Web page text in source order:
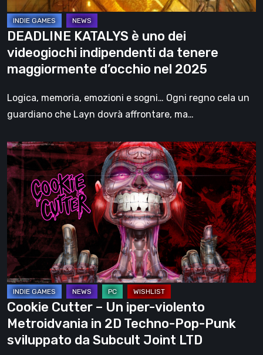
tenere
maggiormente
d’occhio
nel
2025
DEADLINE KATALYS è uno dei
videogiochi indipendenti da tenere
maggiormente d’occhio nel 2025
Logica, memoria, emozioni e sogni… Ogni regno cela un
guardiano che Layn dovrà affrontare, ma…
Cookie
Cutter
–
Un
iper-
violento
Metroidvania
in
2D
Techno-
Pop-
Punk
sviluppato
Cookie Cutter – Un iper-violento
Metroidvania in 2D Techno-Pop-Punk
sviluppato da Subcult Joint LTD